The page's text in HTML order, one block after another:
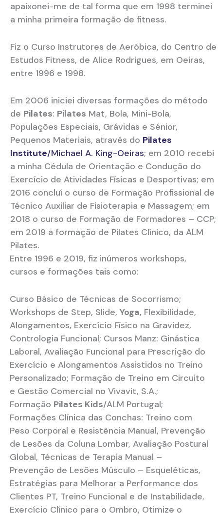
apaixonei-me de tal forma que em 1998 terminei
a minha primeira formação de fitness.
Fiz o Curso Instrutores de Aeróbica, do Centro de
Estudos Fitness, de Alice Rodrigues, em Oeiras,
entre 1996 e 1998.
Em 2006 iniciei diversas formações do método
de Pilates: Pilates Mat, Bola, Mini-Bola,
Populações Especiais, Grávidas e Sénior,
Pequenos Materiais, através do Pilates
Institute/Michael A. King-Oeiras; em 2010 recebi
a minha Cédula de Orientação e Condução do
Exercício de Atividades Físicas e Desportivas; em
2016 concluí o curso de Formação Profissional de
Técnico Auxiliar de Fisioterapia e Massagem; em
2018 o curso de Formação de Formadores – CCP;
em 2019 a formação de Pilates Clínico, da ALM
Pilates.
Entre 1996 e 2019, fiz inúmeros workshops,
cursos e formações tais como:
Curso Básico de Técnicas de Socorrismo;
Workshops de Step, Slide, Yoga, Flexibilidade,
Alongamentos, Exercício Físico na Gravidez,
Contrologia Funcional; Cursos Manz: Ginástica
Laboral, Avaliação Funcional para Prescrição do
Exercício e Alongamentos Assistidos no Treino
Personalizado; Formação de Treino em Circuito
e Gestão Comercial no Vivavit, S.A.;
Formação Pilates Kids/ALM Portugal;
Formações Clínica das Conchas: Treino com
Peso Corporal e Resistência Manual, Prevenção
de Lesões da Coluna Lombar, Avaliação Postural
Global, Técnicas de Terapia Manual –
Prevenção de Lesões Músculo – Esqueléticas,
Estratégias para Melhorar a Performance dos
Clientes PT, Treino Funcional e de Instabilidade,
Exercício Clínico para o Ombro, Otimize o